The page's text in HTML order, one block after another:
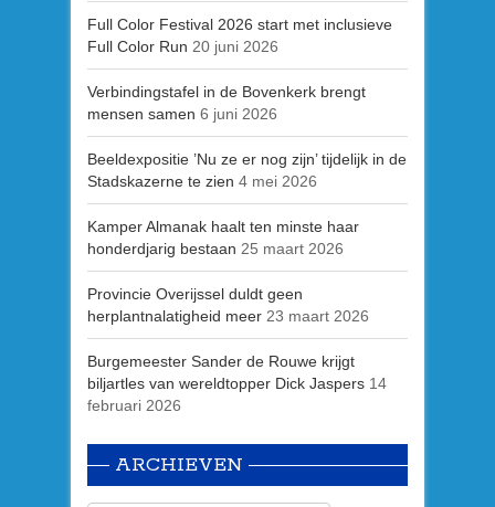
Full Color Festival 2026 start met inclusieve
Full Color Run 20 juni 2026
Verbindingstafel in de Bovenkerk brengt
mensen samen 6 juni 2026
Beeldexpositie ’Nu ze er nog zijn’ tijdelijk in de
Stadskazerne te zien 4 mei 2026
Kamper Almanak haalt ten minste haar
honderdjarig bestaan 25 maart 2026
Provincie Overijssel duldt geen
herplantnalatigheid meer 23 maart 2026
Burgemeester Sander de Rouwe krijgt
biljartles van wereldtopper Dick Jaspers 14
februari 2026
ARCHIEVEN